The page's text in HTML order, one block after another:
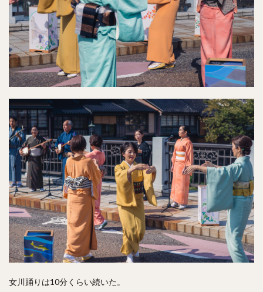
女川踊りは10分くらい続いた。